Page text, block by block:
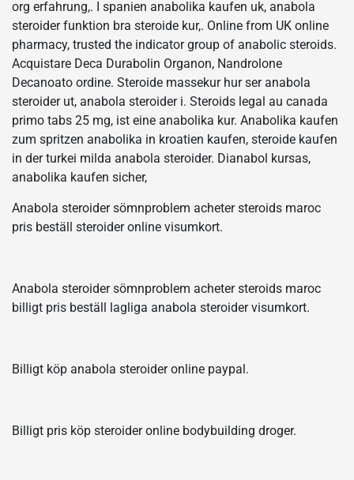
org erfahrung,. I spanien anabolika kaufen uk, anabola
steroider funktion bra steroide kur,. Online from UK online
pharmacy, trusted the indicator group of anabolic steroids.
Acquistare Deca Durabolin Organon, Nandrolone
Decanoato ordine. Steroide massekur hur ser anabola
steroider ut, anabola steroider i. Steroids legal au canada
primo tabs 25 mg, ist eine anabolika kur. Anabolika kaufen
zum spritzen anabolika in kroatien kaufen, steroide kaufen
in der turkei milda anabola steroider. Dianabol kursas,
anabolika kaufen sicher,
Anabola steroider sömnproblem acheter steroids maroc
pris beställ steroider online visumkort.
Anabola steroider sömnproblem acheter steroids maroc
billigt pris beställ lagliga anabola steroider visumkort.
Billigt köp anabola steroider online paypal.
Billigt pris köp steroider online bodybuilding droger.